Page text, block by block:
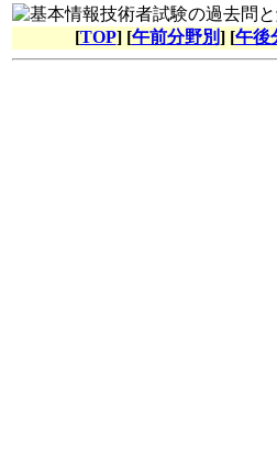
[TOP] [午前分野別] [午後